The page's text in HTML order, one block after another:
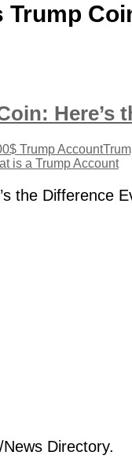
Here’s
Trump Account
is a Trump Account
the Difference
Directory.